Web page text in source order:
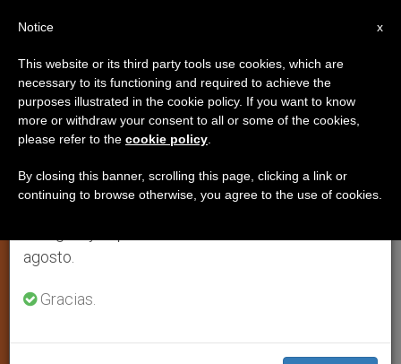
Se amplía el hospital de niños en
Belén para salvar más vidas
religiones y ahora a sus madres
DICIEMBRE 23, 2010 00:00
h e a w h
×
Aviso importante
Del 27 de julio al 7 de agosto haremos la pausa
anual, aprovechando que en el periodo de verano
se generan menos informaciones y también el
agosto.
Gracias.
x
Notice
This website or its third party tools use cookies, which are
necessary to its functioning and required to achieve the
purposes illustrated in the cookie policy. If you want to know
more or withdraw your consent to all or some of the cookies,
please refer to the cookie policy
By closing this banner, scrolling this page, clicking a link or
continuing to browse otherwise, you agree to the use of cookies.